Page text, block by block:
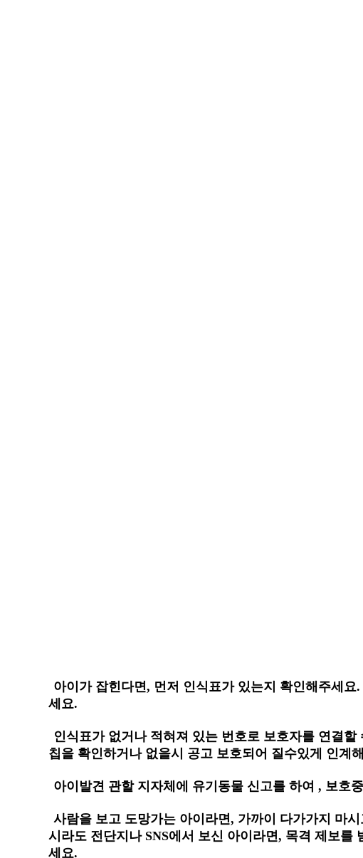
아이가 잡힌다면, 먼저 인식표가 있는지 확인해주세
세요.
인식표가 없거나 적혀져 있는 번호로 보호자를 연결할
칩을 확인하거나 없을시 공고 보호되어 질수있게 인계
아이발견 관할 지자체에 유기동물 신고를 하여 , 보호
사람을 보고 도망가는 아이라면, 가까이 다가가지 마
시라도 전단지나 SNS에서 보신 아이라면, 목격 제보를
세요.